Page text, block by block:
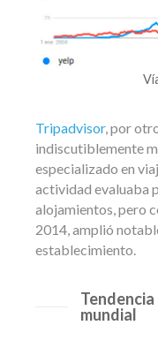
Tripadvisor, por
indiscutiblemente
especializado en
actividad evaluaba
alojamientos, pero
2014, amplió
establecimiento.
mundial